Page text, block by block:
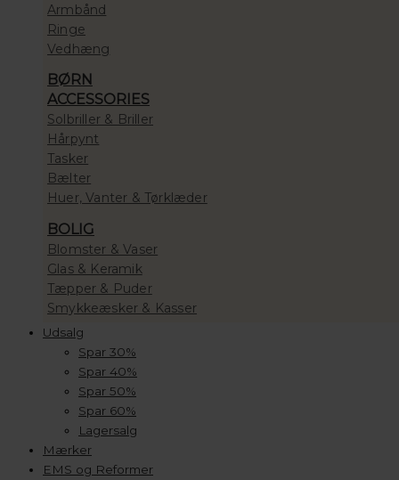
Armbånd
Ringe
Vedhæng
BØRN
ACCESSORIES
Solbriller & Briller
Hårpynt
Tasker
Bælter
Huer, Vanter & Tørklæder
BOLIG
Blomster & Vaser
Glas & Keramik
Tæpper & Puder
Smykkeæsker & Kasser
Udsalg
Spar 30%
Spar 40%
Spar 50%
Spar 60%
Lagersalg
Mærker
EMS og Reformer